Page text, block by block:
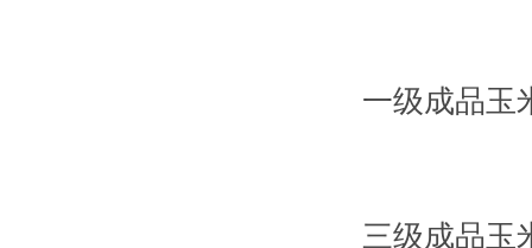
一级成品玉
三级成品玉